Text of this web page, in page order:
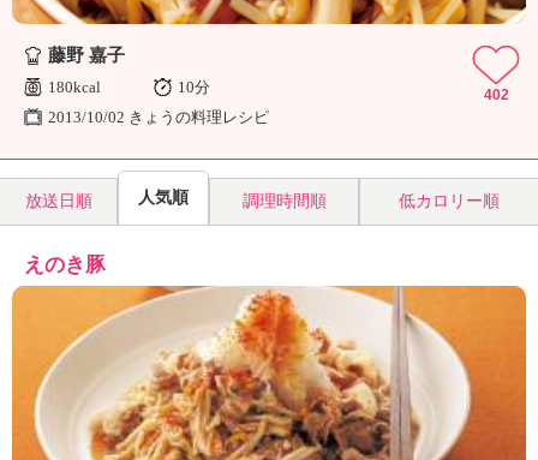
」
藤野 嘉子
180kcal
10分
2013/10/02 きょうの料理レシピ
402
放送日順 人気順 調理時間順 低カロリー順
えのき豚